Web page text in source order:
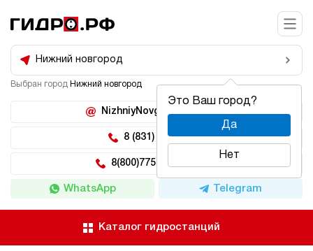
Нижний новгород
Это Ваш город?
Да
Нет
Выбран город Нижний новгород
NizhniyNovgorod@hidro.ru
8 (831) 266-47-71
8(800)775-04-62 доб 5
WhatsApp Telegram
Каталог гидростанций